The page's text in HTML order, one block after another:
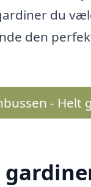
du
den
- Helt